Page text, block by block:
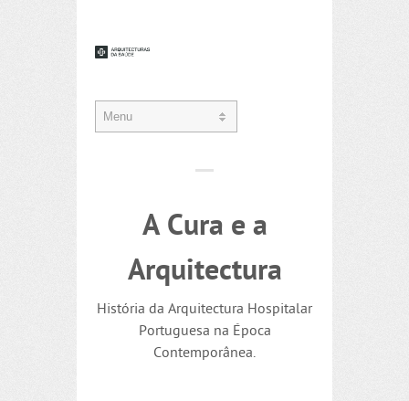
A Cura e a
Arquitectura
História da Arquitectura Hospitalar
Portuguesa na Época
Contemporânea.